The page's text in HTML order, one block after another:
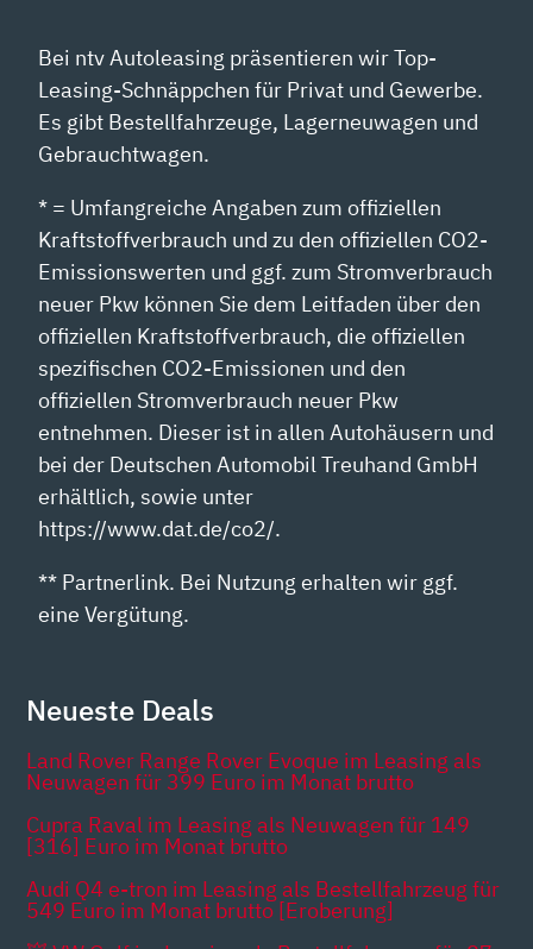
Bei ntv Autoleasing präsentieren wir Top-
Leasing-Schnäppchen für Privat und Gewerbe.
Es gibt Bestellfahrzeuge, Lagerneuwagen und
Gebrauchtwagen.
* = Umfangreiche Angaben zum offiziellen
Kraftstoffverbrauch und zu den offiziellen CO2-
Emissionswerten und ggf. zum Stromverbrauch
neuer Pkw können Sie dem Leitfaden über den
offiziellen Kraftstoffverbrauch, die offiziellen
spezifischen CO2-Emissionen und den
offiziellen Stromverbrauch neuer Pkw
entnehmen. Dieser ist in allen Autohäusern und
bei der Deutschen Automobil Treuhand GmbH
erhältlich, sowie unter
https://www.dat.de/co2/.
** Partnerlink. Bei Nutzung erhalten wir ggf.
eine Vergütung.
Neueste Deals
Land Rover Range Rover Evoque im Leasing als
Neuwagen für 399 Euro im Monat brutto
Cupra Raval im Leasing als Neuwagen für 149
[316] Euro im Monat brutto
Audi Q4 e-tron im Leasing als Bestellfahrzeug für
549 Euro im Monat brutto [Eroberung]